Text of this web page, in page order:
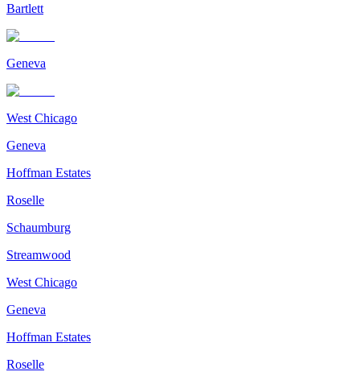
Bartlett
Geneva
West Chicago
Geneva
Hoffman Estates
Roselle
Schaumburg
Streamwood
West Chicago
Geneva
Hoffman Estates
Roselle